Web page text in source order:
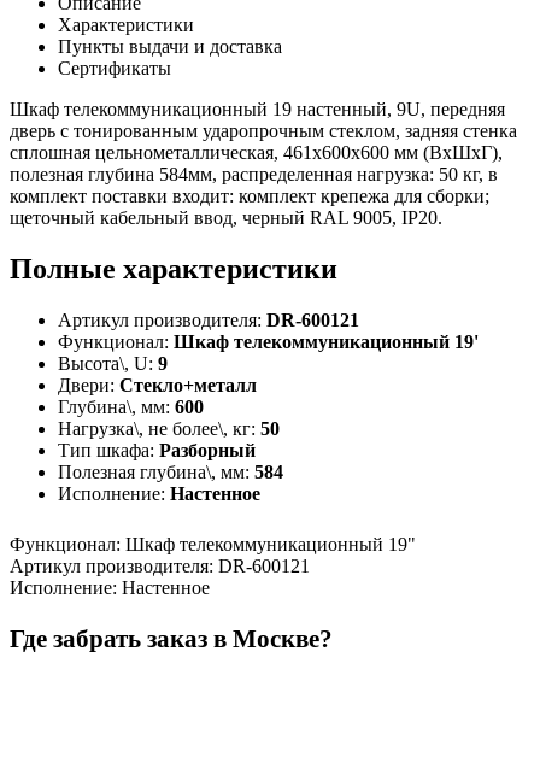
Характеристики
Пункты выдачи и доставка
Сертификаты
Шкаф телекоммуникационный 19 настенный, 9U, передняя
дверь с тонированным ударопрочным стеклом, задняя стенка
сплошная цельнометаллическая, 461х600х600 мм (ВхШхГ),
полезная глубина 584мм, распределенная нагрузка: 50 кг, в
комплект поставки входит: комплект крепежа для сборки;
щеточный кабельный ввод, черный RAL 9005, IP20.
Полные характеристики
Артикул производителя: DR-600121
Функционал: Шкаф телекоммуникационный 19'
Высота\, U: 9
Двери: Стекло+металл
Глубина\, мм: 600
Нагрузка\, не более\, кг: 50
Тип шкафа: Разборный
Полезная глубина\, мм: 584
Исполнение: Настенное
Функционал: Шкаф телекоммуникационный 19"
Артикул производителя: DR-600121
Исполнение: Настенное
Где забрать заказ в Москве?